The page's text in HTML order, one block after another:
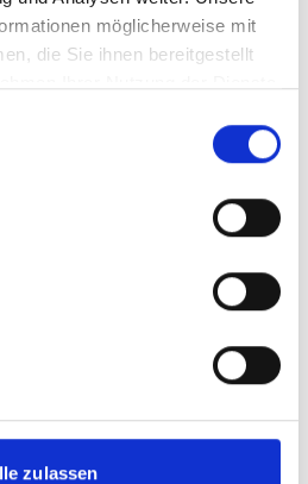
möglicherweise mit
die Sie ihnen bereitgestellt
zulassen
ya en37 países.